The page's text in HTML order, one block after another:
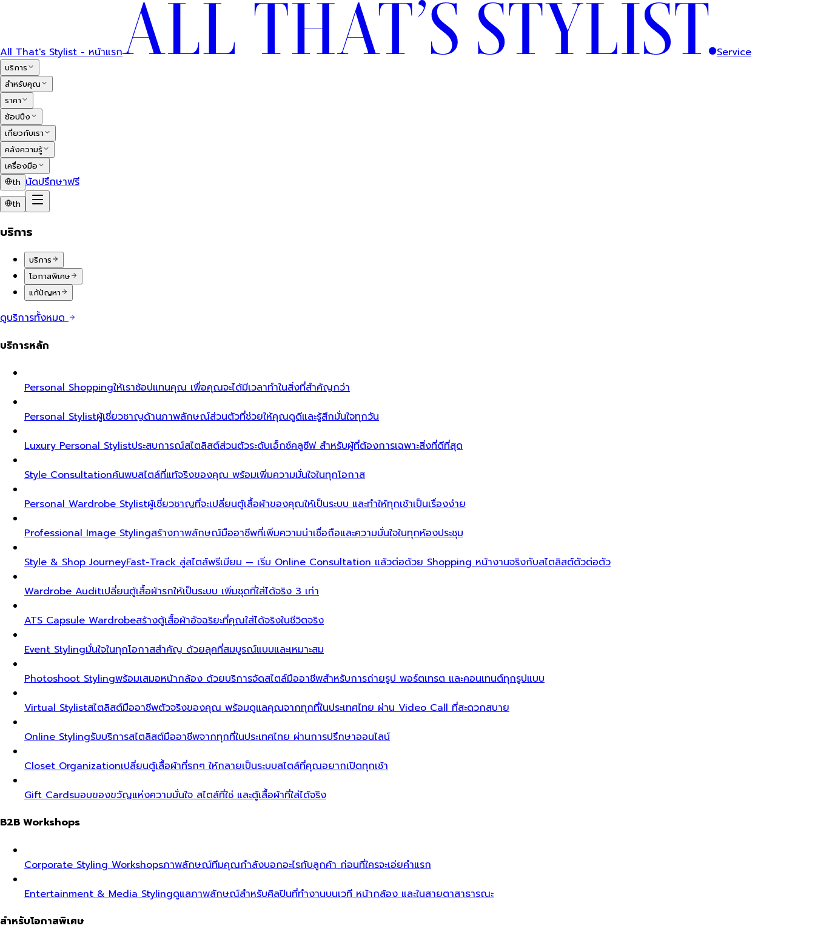
All That's Stylist - หน้าแรก Service
บริการ
สำหรับคุณ
ราคา
ช้อปปิ้ง
เกี่ยวกับเรา
คลังความรู้
เครื่องมือ
th นัดปรึกษาฟรี
th
บริการ
บริการ
โอกาสพิเศษ
แก้ปัญหา
ดูบริการทั้งหมด
บริการหลัก
Personal Shoppingให้เราช้อปแทนคุณ เพื่อคุณจะได้มีเวลาทำในสิ่งที่สำคัญกว่า
Personal Stylistผู้เชี่ยวชาญด้านภาพลักษณ์ส่วนตัวที่ช่วยให้คุณดูดีและรู้สึกมั่นใจทุกวัน
Luxury Personal Stylistประสบการณ์สไตลิสต์ส่วนตัวระดับเอ็กซ์คลูซีฟ สำหรับผู้ที่ต้องการเฉพาะสิ่งที่ดีที่สุด
Style Consultationค้นพบสไตล์ที่แท้จริงของคุณ พร้อมเพิ่มความมั่นใจในทุกโอกาส
Personal Wardrobe Stylistผู้เชี่ยวชาญที่จะเปลี่ยนตู้เสื้อผ้าของคุณให้เป็นระบบ และทำให้ทุกเช้าเป็นเรื่องง่าย
Professional Image Stylingสร้างภาพลักษณ์มืออาชีพที่เพิ่มความน่าเชื่อถือและความมั่นใจในทุกห้องประชุม
Style & Shop JourneyFast-Track สู่สไตล์พรีเมียม — เริ่ม Online Consultation แล้วต่อด้วย Shopping หน้างานจริงกับสไตลิสต์ตัวต่อตัว
Wardrobe Auditเปลี่ยนตู้เสื้อผ้ารกให้เป็นระบบ เพิ่มชุดที่ใส่ได้จริง 3 เท่า
ATS Capsule Wardrobeสร้างตู้เสื้อผ้าอัจฉริยะที่คุณใส่ได้จริงในชีวิตจริง
Event Stylingมั่นใจในทุกโอกาสสำคัญ ด้วยลุคที่สมบูรณ์แบบและเหมาะสม
Photoshoot Stylingพร้อมเสมอหน้ากล้อง ด้วยบริการจัดสไตล์มืออาชีพสำหรับการถ่ายรูป พอร์ตเทรต และคอนเทนต์ทุกรูปแบบ
Virtual Stylistสไตลิสต์มืออาชีพตัวจริงของคุณ พร้อมดูแลคุณจากทุกที่ในประเทศไทย ผ่าน Video Call ที่สะดวกสบาย
Online Stylingรับบริการสไตลิสต์มืออาชีพจากทุกที่ในประเทศไทย ผ่านการปรึกษาออนไลน์
Closet Organizationเปลี่ยนตู้เสื้อผ้าที่รกๆ ให้กลายเป็นระบบสไตล์ที่คุณอยากเปิดทุกเช้า
Gift Cardsมอบของขวัญแห่งความมั่นใจ สไตล์ที่ใช่ และตู้เสื้อผ้าที่ใส่ได้จริง
B2B Workshops
Corporate Styling Workshopsภาพลักษณ์ทีมคุณกำลังบอกอะไรกับลูกค้า ก่อนที่ใครจะเอ่ยคำแรก
Entertainment & Media Stylingดูแลภาพลักษณ์สำหรับศิลปินที่ทำงานบนเวที หน้ากล้อง และในสายตาสาธารณะ
สำหรับโอกาสพิเศษ